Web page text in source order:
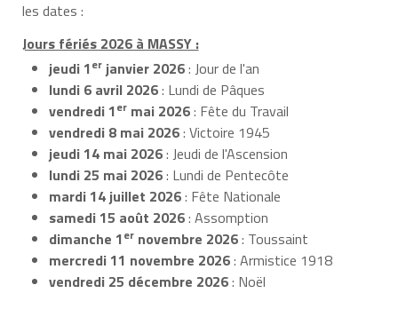
les dates :
Jours fériés 2026 à MASSY :
jeudi 1er janvier 2026: Jour de l'an
lundi 6 avril 2026: Lundi de Pâques
vendredi 1er mai 2026: Fête du Travail
vendredi 8 mai 2026: Victoire 1945
jeudi 14 mai 2026: Jeudi de l'Ascension
lundi 25 mai 2026: Lundi de Pentecôte
mardi 14 juillet 2026: Fête Nationale
samedi 15 août 2026: Assomption
dimanche 1er novembre 2026: Toussaint
mercredi 11 novembre 2026: Armistice 1918
vendredi 25 décembre 2026: Noël